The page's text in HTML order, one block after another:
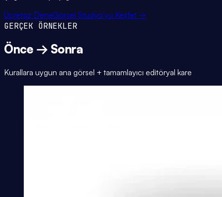
Ücretsiz DeneGörsel Stüdyo'yu Keşfet →
GERÇEK ÖRNEKLER
Önce → Sonra
Kurallara uygun ana görsel + tamamlayıcı editöryal kare